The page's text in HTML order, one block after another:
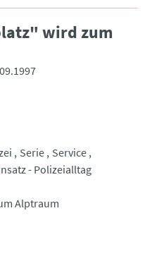
wird zum
Serie Service
- Polizeialltag
Alptraum